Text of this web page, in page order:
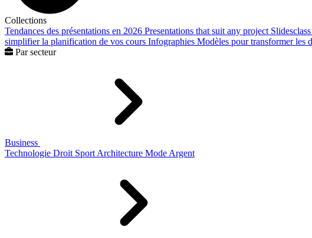
Collections
Tendances des présentations en 2026 Presentations that suit any project Slidesclass
simplifier la planification de vos cours Infographies Modèles pour transformer les
Par secteur
Business
Technologie Droit Sport Architecture Mode Argent